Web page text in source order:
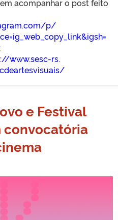
acompanhar o post feito
p/
web_copy_link&igsh=
;
www.sesc-rs.
e Festival
convocatória